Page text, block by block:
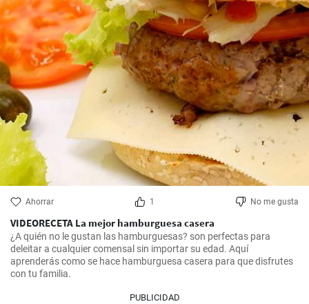
Ahorrar 1 No me gusta
VIDEORECETA La mejor hamburguesa casera
¿A quién no le gustan las hamburguesas? son perfectas para
deleitar a cualquier comensal sin importar su edad. Aquí
aprenderás como se hace hamburguesa casera para que disfrutes
con tu familia.
PUBLICIDAD